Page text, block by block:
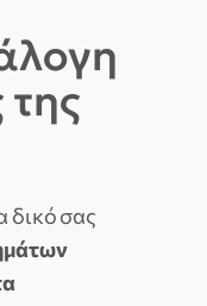
της
δικό σας